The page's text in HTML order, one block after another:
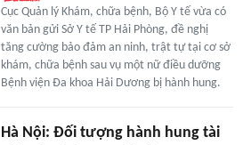
Cục Quản lý Khám, chữa bệnh, Bộ Y tế vừa có
văn bản gửi Sở Y tế TP Hải Phòng, đề nghị
tăng cường bảo đảm an ninh, trật tự tại cơ sở
khám, chữa bệnh sau vụ một nữ điều dưỡng
Bệnh viện Đa khoa Hải Dương bị hành hung.
Hà Nội: Đối tượng hành hung tài